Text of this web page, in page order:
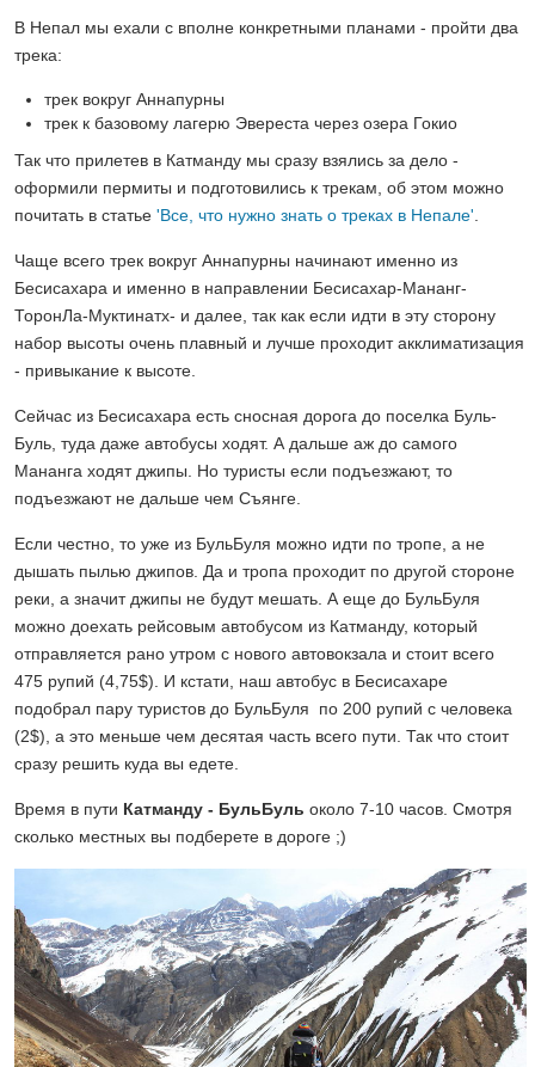
В Непал мы ехали с вполне конкретными планами - пройти два
трека:
трек вокруг Аннапурны
трек к базовому лагерю Эвереста через озера Гокио
Так что прилетев в Катманду мы сразу взялись за дело -
оформили пермиты и подготовились к трекам, об этом можно
почитать в статье 'Все, что нужно знать о треках в Непале'
Чаще всего трек вокруг Аннапурны начинают именно из
Бесисахара и именно в направлении Бесисахар-Мананг-
ТоронЛа-Муктинатх- и далее, так как если идти в эту сторону
набор высоты очень плавный и лучше проходит акклиматизация
- привыкание к высоте.
Сейчас из Бесисахара есть сносная дорога до поселка Буль-
Буль, туда даже автобусы ходят. А дальше аж до самого
Мананга ходят джипы. Но туристы если подъезжают, то
подъезжают не дальше чем Съянге.
Если честно, то уже из БульБуля можно идти по тропе, а не
дышать пылью джипов. Да и тропа проходит по другой стороне
реки, а значит джипы не будут мешать. А еще до БульБуля
можно доехать рейсовым автобусом из Катманду, который
отправляется рано утром с нового автовокзала и стоит всего
475 рупий (4,75$). И кстати, наш автобус в Бесисахаре
подобрал пару туристов до БульБуля по 200 рупий с человека
(2$), а это меньше чем десятая часть всего пути. Так что стоит
сразу решить куда вы едете.
Время в пути Катманду - БульБуль около 7-10 часов. Смотря
сколько местных вы подберете в дороге ;)